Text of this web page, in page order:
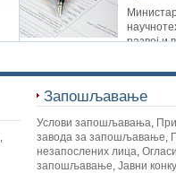
развој и
публикације: Научне
,
Запошљавање
Услови запошљавања,
завода за запошљавање,
незапослених лица,
запошљавање, Јавни